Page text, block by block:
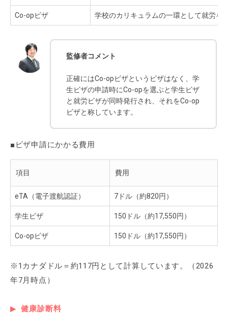
Co-opビザ 学校のカリキュラムの一環として就労を
監修者コメント
正確にはCo-opビザというビザはなく、学
生ビザの申請時にCo-opを選ぶと学生ビザ
と就労ビザが同時発行され、それをCo-op
ビザと称しています。
■ビザ申請にかかる費用
項目 費用
eTA（電子渡航認証） 7ドル（約820円）
学生ビザ 150ドル（約17,550円）
Co-opビザ 150ドル（約17,550円）
※1カナダドル＝約117円として計算しています。（2026
年7月時点）
健康診断料